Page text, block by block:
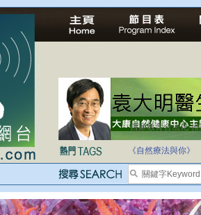
自家教育合法化-
《自然療法與你》